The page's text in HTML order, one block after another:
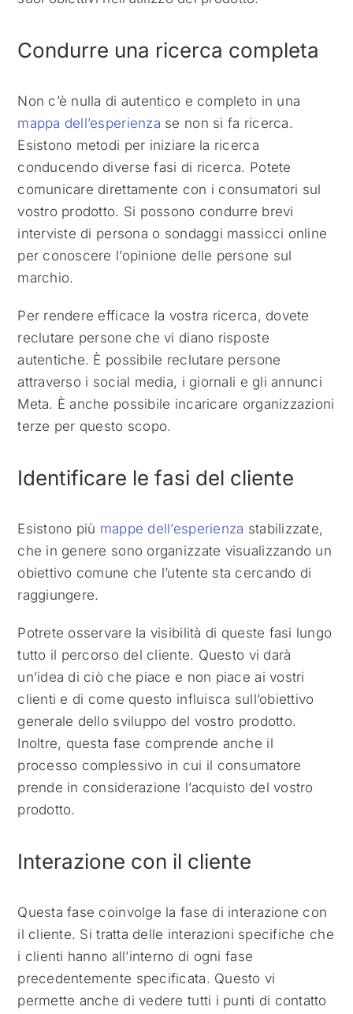
Condurre una ricerca completa
Non c’è nulla di autentico e completo in una
mappa dell’esperienza se non si fa ricerca.
Esistono metodi per iniziare la ricerca
conducendo diverse fasi di ricerca. Potete
comunicare direttamente con i consumatori sul
vostro prodotto. Si possono condurre brevi
interviste di persona o sondaggi massicci online
per conoscere l’opinione delle persone sul
marchio.
Per rendere efficace la vostra ricerca, dovete
reclutare persone che vi diano risposte
autentiche. È possibile reclutare persone
attraverso i social media, i giornali e gli annunci
Meta. È anche possibile incaricare organizzazioni
terze per questo scopo.
Identificare le fasi del cliente
Esistono più mappe dell’esperienza stabilizzate,
che in genere sono organizzate visualizzando un
obiettivo comune che l’utente sta cercando di
raggiungere.
Potrete osservare la visibilità di queste fasi lungo
tutto il percorso del cliente. Questo vi darà
un’idea di ciò che piace e non piace ai vostri
clienti e di come questo influisca sull’obiettivo
generale dello sviluppo del vostro prodotto.
Inoltre, questa fase comprende anche il
processo complessivo in cui il consumatore
prende in considerazione l’acquisto del vostro
prodotto.
Interazione con il cliente
Questa fase coinvolge la fase di interazione con
il cliente. Si tratta delle interazioni specifiche che
i clienti hanno all’interno di ogni fase
precedentemente specificata. Questo vi
permette anche di vedere tutti i punti di contatto